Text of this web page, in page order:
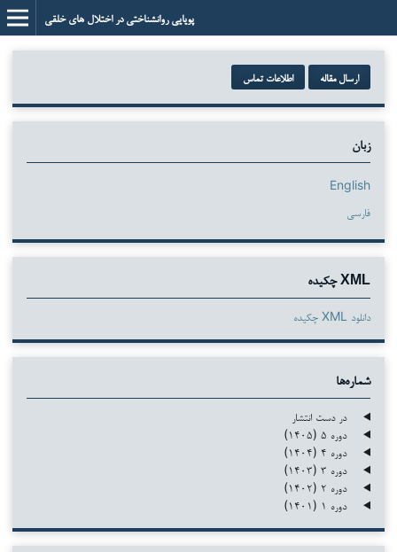
پویایی روانشناختی در اختلال های خلقی
ارسال مقاله اطلاعات تماس
زبان
English
فارسی
XML چکیده
دانلود XML چکیده
شماره‌ها
در دست انتشار
دوره ۵ (۱۴۰۵)
دوره ۴ (۱۴۰۴)
دوره ۳ (۱۴۰۳)
دوره ۲ (۱۴۰۲)
دوره ۱ (۱۴۰۱)